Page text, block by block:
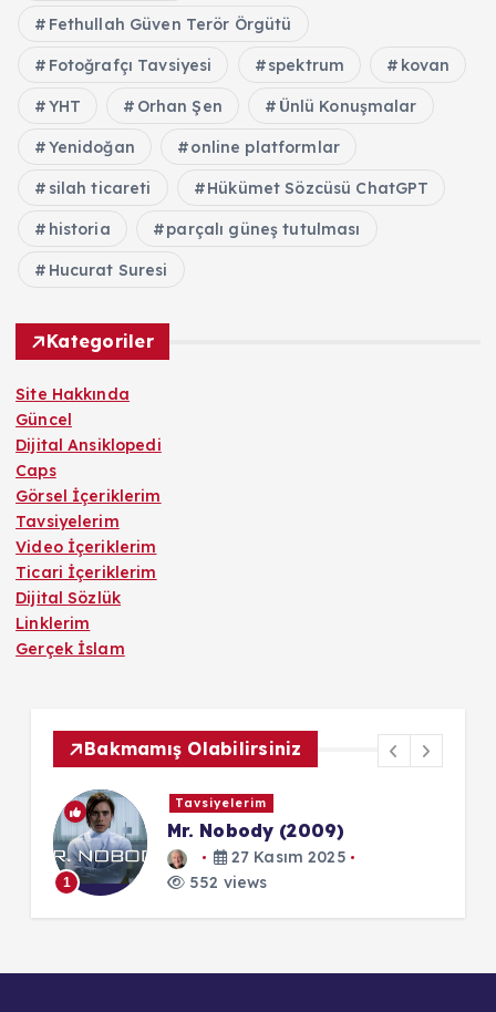
Fethullah Güven Terör Örgütü
Fotoğrafçı Tavsiyesi spektrum kovan
YHT Orhan Şen Ünlü Konuşmalar
Yenidoğan online platformlar
silah ticareti Hükümet Sözcüsü ChatGPT
historia parçalı güneş tutulması
Hucurat Suresi
Kategoriler
Site Hakkında
Güncel
Dijital Ansiklopedi
Caps
Görsel İçeriklerim
Tavsiyelerim
Video İçeriklerim
Ticari İçeriklerim
Dijital Sözlük
Linklerim
Gerçek İslam
Bakmamış Olabilirsiniz
1
Tavsiyelerim
Mr. Nobody (2009)
27 Kasım 2025
552 views